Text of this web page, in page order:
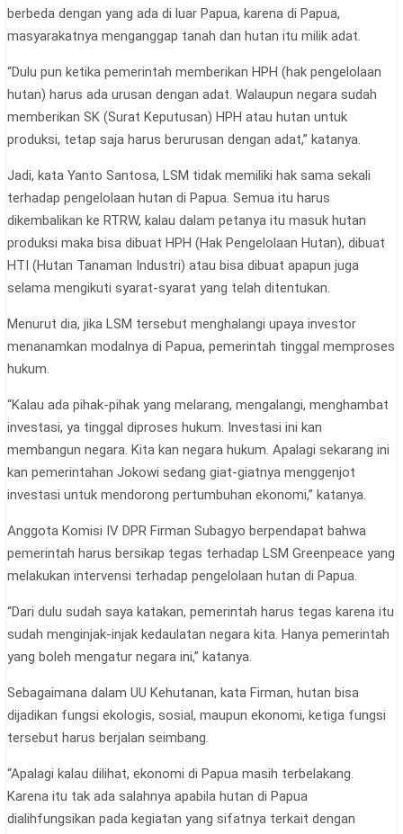
berbeda dengan yang ada di luar Papua, karena di Papua,
masyarakatnya menganggap tanah dan hutan itu milik adat.
“Dulu pun ketika pemerintah memberikan HPH (hak pengelolaan
hutan) harus ada urusan dengan adat. Walaupun negara sudah
memberikan SK (Surat Keputusan) HPH atau hutan untuk
produksi, tetap saja harus berurusan dengan adat,” katanya.
Jadi, kata Yanto Santosa, LSM tidak memiliki hak sama sekali
terhadap pengelolaan hutan di Papua. Semua itu harus
dikembalikan ke RTRW, kalau dalam petanya itu masuk hutan
produksi maka bisa dibuat HPH (Hak Pengelolaan Hutan), dibuat
HTI (Hutan Tanaman Industri) atau bisa dibuat apapun juga
selama mengikuti syarat-syarat yang telah ditentukan.
Menurut dia, jika LSM tersebut menghalangi upaya investor
menanamkan modalnya di Papua, pemerintah tinggal memproses
hukum.
“Kalau ada pihak-pihak yang melarang, mengalangi, menghambat
investasi, ya tinggal diproses hukum. Investasi ini kan
membangun negara. Kita kan negara hukum. Apalagi sekarang ini
kan pemerintahan Jokowi sedang giat-giatnya menggenjot
investasi untuk mendorong pertumbuhan ekonomi,” katanya.
Anggota Komisi IV DPR Firman Subagyo berpendapat bahwa
pemerintah harus bersikap tegas terhadap LSM Greenpeace yang
melakukan intervensi terhadap pengelolaan hutan di Papua.
“Dari dulu sudah saya katakan, pemerintah harus tegas karena itu
sudah menginjak-injak kedaulatan negara kita. Hanya pemerintah
yang boleh mengatur negara ini,” katanya.
Sebagaimana dalam UU Kehutanan, kata Firman, hutan bisa
dijadikan fungsi ekologis, sosial, maupun ekonomi, ketiga fungsi
tersebut harus berjalan seimbang.
“Apalagi kalau dilihat, ekonomi di Papua masih terbelakang.
Karena itu tak ada salahnya apabila hutan di Papua
dialihfungsikan pada kegiatan yang sifatnya terkait dengan